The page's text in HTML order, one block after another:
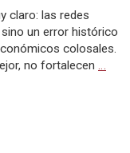
claro: las redes
un error histórico
colosales.
no fortalecen …